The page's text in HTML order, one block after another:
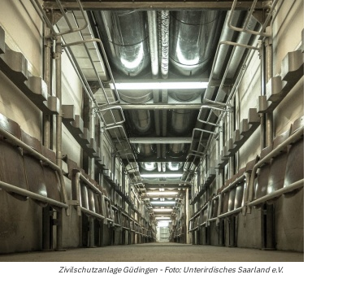
Zivilschutzanlage Güdingen - Foto: Unterirdisches Saarland e.V.